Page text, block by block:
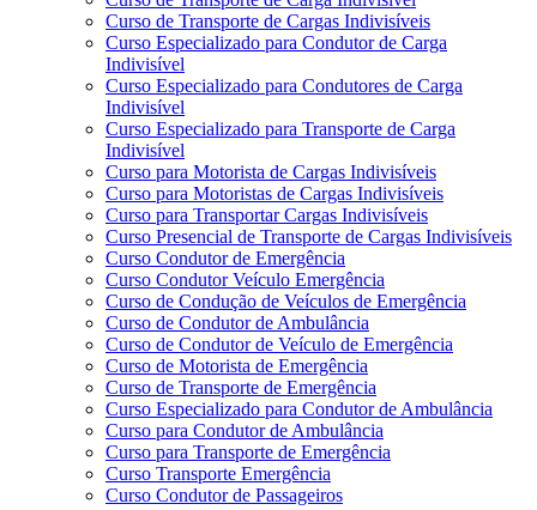
Curso de Transporte de Cargas Indivisíveis
Curso Especializado para Condutor de Carga
Indivisível
Curso Especializado para Condutores de Carga
Indivisível
Curso Especializado para Transporte de Carga
Indivisível
Curso para Motorista de Cargas Indivisíveis
Curso para Motoristas de Cargas Indivisíveis
Curso para Transportar Cargas Indivisíveis
Curso Presencial de Transporte de Cargas Indivisíveis
Curso Condutor de Emergência
Curso Condutor Veículo Emergência
Curso de Condução de Veículos de Emergência
Curso de Condutor de Ambulância
Curso de Condutor de Veículo de Emergência
Curso de Motorista de Emergência
Curso de Transporte de Emergência
Curso Especializado para Condutor de Ambulância
Curso para Condutor de Ambulância
Curso para Transporte de Emergência
Curso Transporte Emergência
Curso Condutor de Passageiros